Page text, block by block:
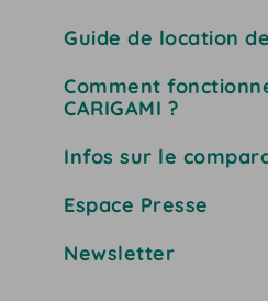
Guide de location
Comment
CARIGAMI ?
Infos sur le
Espace Presse
Newsletter